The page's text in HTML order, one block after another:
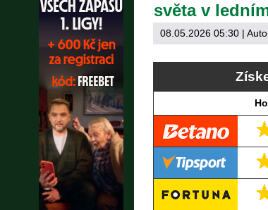
světa v
08.05.2026 05:30|